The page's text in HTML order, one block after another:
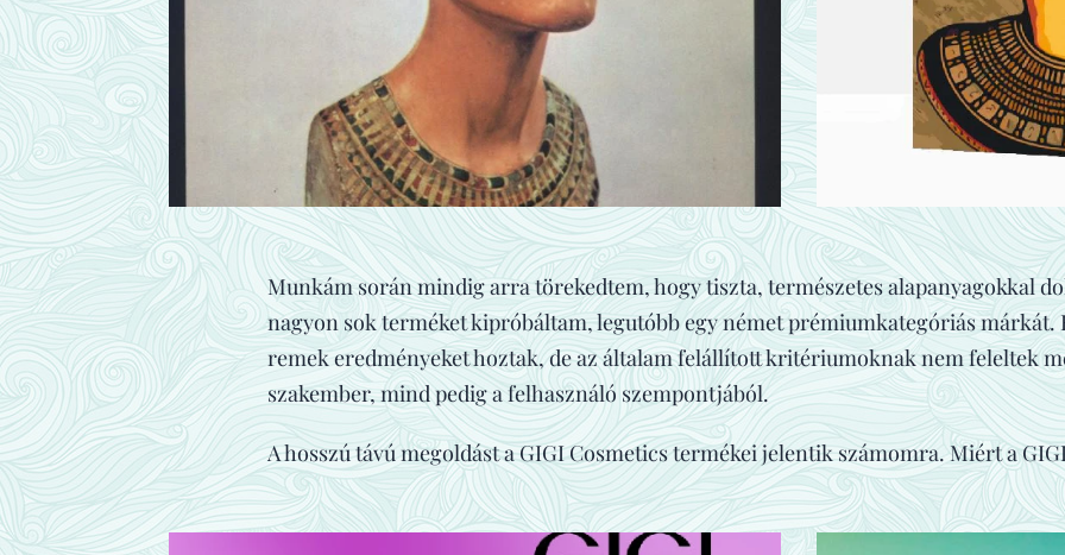
Munkám során mindig arra törekedtem, hogy tiszta, természetes alapanyagokkal
nagyon sok terméket kipróbáltam, legutóbb egy német prémiumkategóriás márkát.
remek eredményeket hoztak, de az általam felállított kritériumoknak nem feleltek
szakember, mind pedig a felhasználó szempontjából.
A hosszú távú megoldást a GIGI Cosmetics termékei jelentik számomra. Miért a